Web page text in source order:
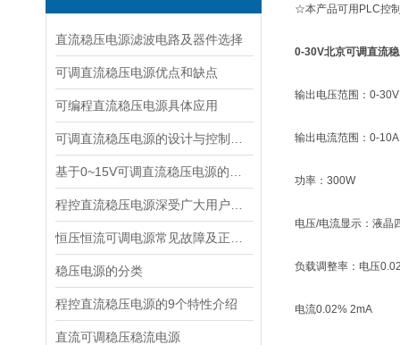
直流稳压电源滤波电路及器件选择
可调直流稳压电源优点和缺点
可编程直流稳压电源具体应用
稳压电源的分类
程控直流稳压电源的9个特性介绍
直流可调稳压稳流电源
☆本产品可用PLC控
0-30V北京可调直流
输出电压范围：0-
输出电流范围：0-
功率：300W
电压/电流显示：液晶
负载调整率：电压
电流0.02% 2mA